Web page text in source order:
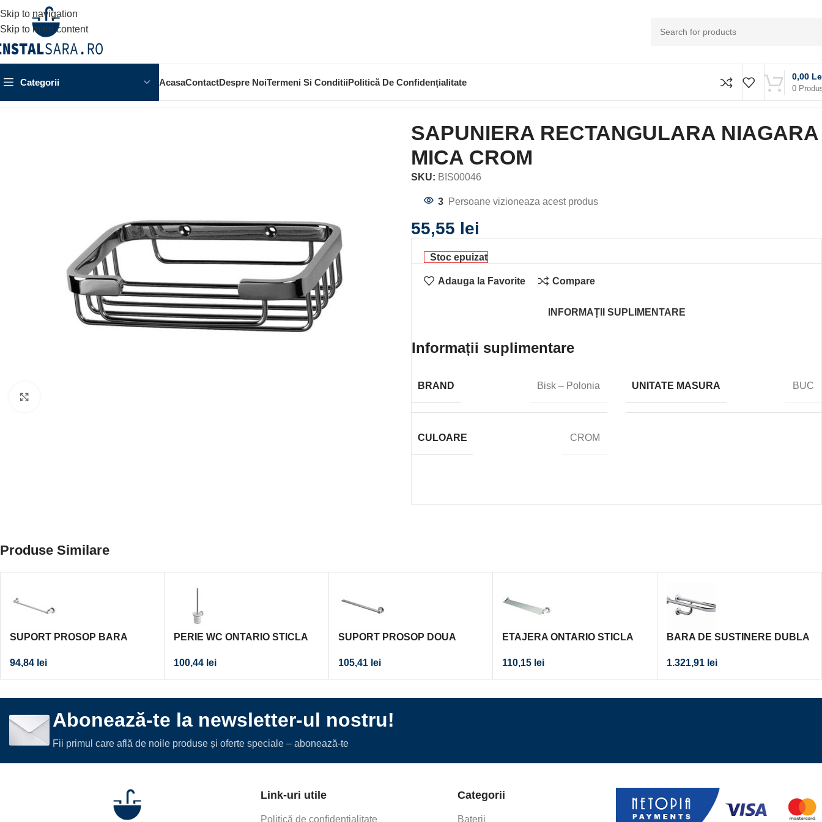
Skip to navigation
Skip to main content
Categorii AcasaContactDespre NoiTermeni Si ConditiiPolitică De Confidențialitate
0
0,00
SAPUNIERA RECTANGULARA NIAGARA
MICA CROM
SKU: BIS00046
3 Persoane vizioneaza acest produs
55,55 lei
Stoc epuizat
Adauga la Favorite Compare
INFORMAȚII SUPLIMENTARE
Informații suplimentare
BRAND Bisk – Polonia UNITATE MASURA BUC
CULOARE CROM
Produse Similare
SUPORT PROSOP BARA
94,84 lei
PERIE WC ONTARIO STICLA
100,44 lei
SUPORT PROSOP DOUA
105,41 lei
ETAJERA ONTARIO STICLA
110,15 lei
BARA DE SUSTINERE DUBLA
PRINDERE PE DREAPTA
1.321,91 lei
Abonează-te la newsletter-ul nostru!
Fii primul care află de noile produse și oferte speciale – abonează-te
Link-uri utile
Politică de confidențialitate
Categorii
Baterii